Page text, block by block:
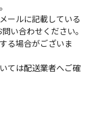
ールに記載している
い合わせください。
る場合がございま
ては配送業者へご確